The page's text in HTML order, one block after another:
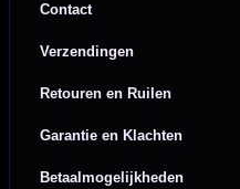
Contact
Verzendingen
Retouren en Ruilen
Garantie en Klachten
Betaalmogelijkheden